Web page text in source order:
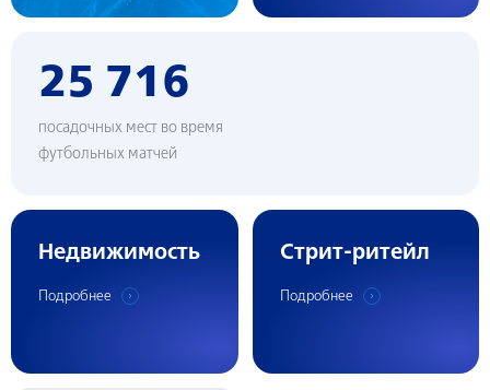
25 716
посадочных мест во время
футбольных матчей
Недвижимость
Подробнее
Cтрит-ритейл
Подробнее